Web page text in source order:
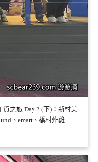
貨之旅 Day 2 (下)：新村美
、emart、橋村炸雞